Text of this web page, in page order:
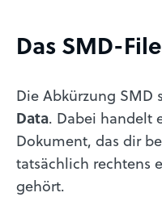
Das SMD-File
Die Abkürzung SMD
Data. Dabei handelt
Dokument, das dir
tatsächlich rechtens
gehört.